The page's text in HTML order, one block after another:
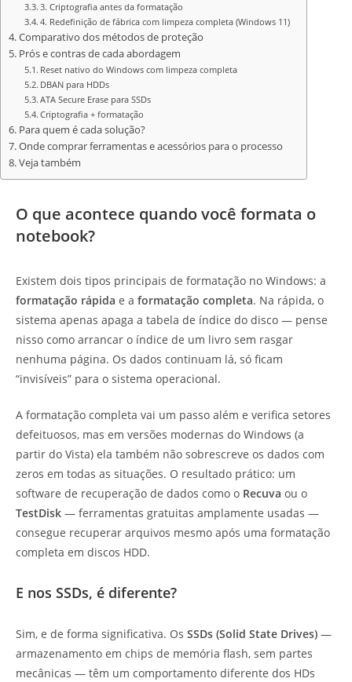
3. Criptografia antes da formatação
4. Redefinição de fábrica com limpeza completa (Windows 11)
Comparativo dos métodos de proteção
Prós e contras de cada abordagem
Reset nativo do Windows com limpeza completa
DBAN para HDDs
ATA Secure Erase para SSDs
Criptografia + formatação
Para quem é cada solução?
Onde comprar ferramentas e acessórios para o processo
Veja também
O que acontece quando você formata o
notebook?
Existem dois tipos principais de formatação no Windows: a
formatação rápida e a formatação completa. Na rápida, o
sistema apenas apaga a tabela de índice do disco — pense
nisso como arrancar o índice de um livro sem rasgar
nenhuma página. Os dados continuam lá, só ficam
“invisíveis” para o sistema operacional.
A formatação completa vai um passo além e verifica setores
defeituosos, mas em versões modernas do Windows (a
partir do Vista) ela também não sobrescreve os dados com
zeros em todas as situações. O resultado prático: um
software de recuperação de dados como o Recuva ou o
TestDisk — ferramentas gratuitas amplamente usadas —
consegue recuperar arquivos mesmo após uma formatação
completa em discos HDD.
E nos SSDs, é diferente?
Sim, e de forma significativa. Os SSDs (Solid State Drives) —
armazenamento em chips de memória flash, sem partes
mecânicas — têm um comportamento diferente dos HDs